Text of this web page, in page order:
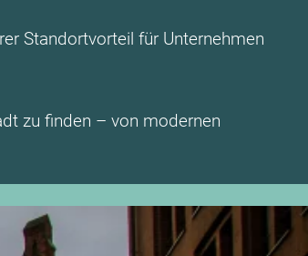
Standortvorteil für Unternehmen
zu finden – von modernen